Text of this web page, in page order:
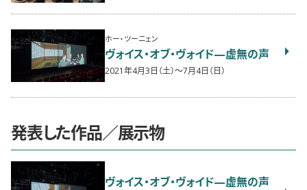
ホー・ツーニェン
ヴォイス・オブ・ヴォイド—虚無の声
2021年4月3日（土）〜7月4日（日）
発表した作品／展示物
ヴォイス・オブ・ヴォイド—虚無の声